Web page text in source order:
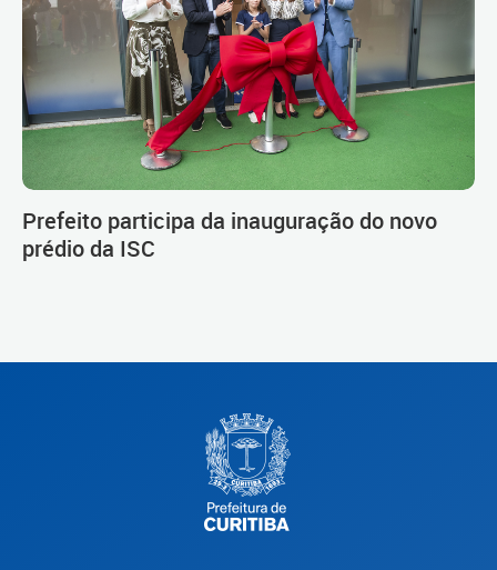
Prefeito participa da inauguração do novo
prédio da ISC